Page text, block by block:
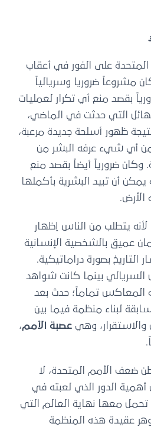
على الفور في أعقاب
كان مشروعاً ضروريا وسريالياً
بقصد منع أي تكرار لعمليات
التي حدثت في الماضي،
ظهور أسلحة جديدة مرعبة،
من أي شيء عرفه البشر من
وكان ضرورياً أيضاً بقصد منع
أن تبيد البشرية بأكملها
لأنه يتطلب من الناس إظهار
عميق بالشخصية الإنسانية
بصورة دراماتيكية.
السريالي بينما كانت شواهد
المعاكس تماماً؛ حدث بعد
لبناء منظمة فيما بين
والاستقرار، وهي عصبة الأمم،
ضعف الأمم المتحدة، لا
أهمية الدور الذي لعبته في
تحمل معها نهاية العالم التي
عقيدة هذه المنظمة